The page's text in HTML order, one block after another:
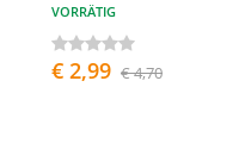
VORRÄTIG
€ 2,99 € 4,70